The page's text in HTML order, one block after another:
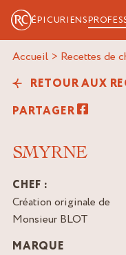
ÉPICURIENS
Accueil > Recettes de
RETOUR AUX
PARTAGER
SMYRNE
CHEF :
Création originale de
Monsieur BLOT
MARQUE